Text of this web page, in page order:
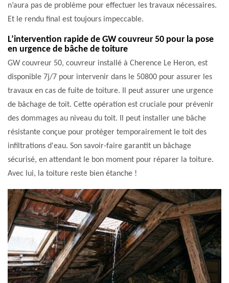
n’aura pas de problème pour effectuer les travaux nécessaires.
Et le rendu final est toujours impeccable.
L’intervention rapide de GW couvreur 50 pour la pose
en urgence de bâche de toiture
GW couvreur 50, couvreur installé à Cherence Le Heron, est
disponible 7j/7 pour intervenir dans le 50800 pour assurer les
travaux en cas de fuite de toiture. Il peut assurer une urgence
de bâchage de toit. Cette opération est cruciale pour prévenir
des dommages au niveau du toit. Il peut installer une bâche
résistante conçue pour protéger temporairement le toit des
infiltrations d'eau. Son savoir-faire garantit un bâchage
sécurisé, en attendant le bon moment pour réparer la toiture.
Avec lui, la toiture reste bien étanche !